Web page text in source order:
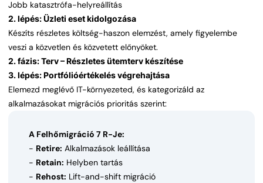
Jobb katasztrófa-helyreállítás
2. lépés: Üzleti eset kidolgozása
Készíts részletes költség-haszon elemzést, amely figyelembe
veszi a közvetlen és közvetett előnyöket.
2. fázis: Terv – Részletes ütemterv készítése
3. lépés: Portfólióértékelés végrehajtása
Elemezd meglévő IT-környezeted, és kategorizáld az
alkalmazásokat migrációs prioritás szerint:
A Felhőmigráció 7 R-Je:
- Retire: Alkalmazások leállítása
- Retain: Helyben tartás
- Rehost: Lift-and-shift migráció